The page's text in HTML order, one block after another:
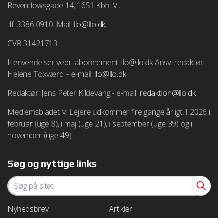
Vejledning i at slette cookies på Safari iOS
process your information.
Reventlowsgade 14, 1651 Kbh. V.,
tlf. 3386 0910. Mail: llo@llo.dk,
CVR 31421713
Henvendelser vedr. abonnement: llo@llo.dk Ansv. redaktør:
Helene Toxværd – e-mail: llo@llo.dk
Redaktør: Jens Peter Kildevang - e-mail: redaktion@llo.dk
Medlemsbladet Vi Lejere udkommer fire gange årligt. I 2026 i
februar (uge 8), i maj (uge 21), i september (uge 39) og i
november (uge 49)
Søg og nyttige links
Nyhedsbrev
Artikler